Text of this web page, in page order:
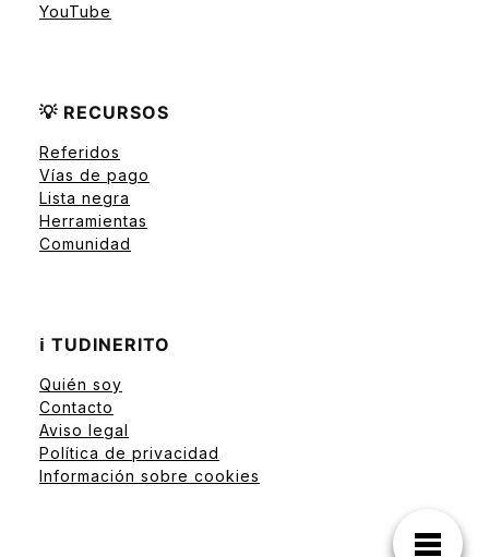
YouTube
💡 RECURSOS
Referidos
Vías de pago
Lista negra
Herramientas
Comunidad
ℹ️ TUDINERITO
Quién soy
Contacto
Aviso legal
Política de privacidad
Información sobre cookies